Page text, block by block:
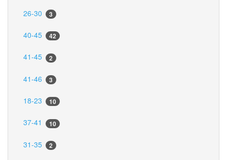
26-30 3
40-45 42
41-45 2
41-46 3
18-23 10
37-41 10
31-35 2